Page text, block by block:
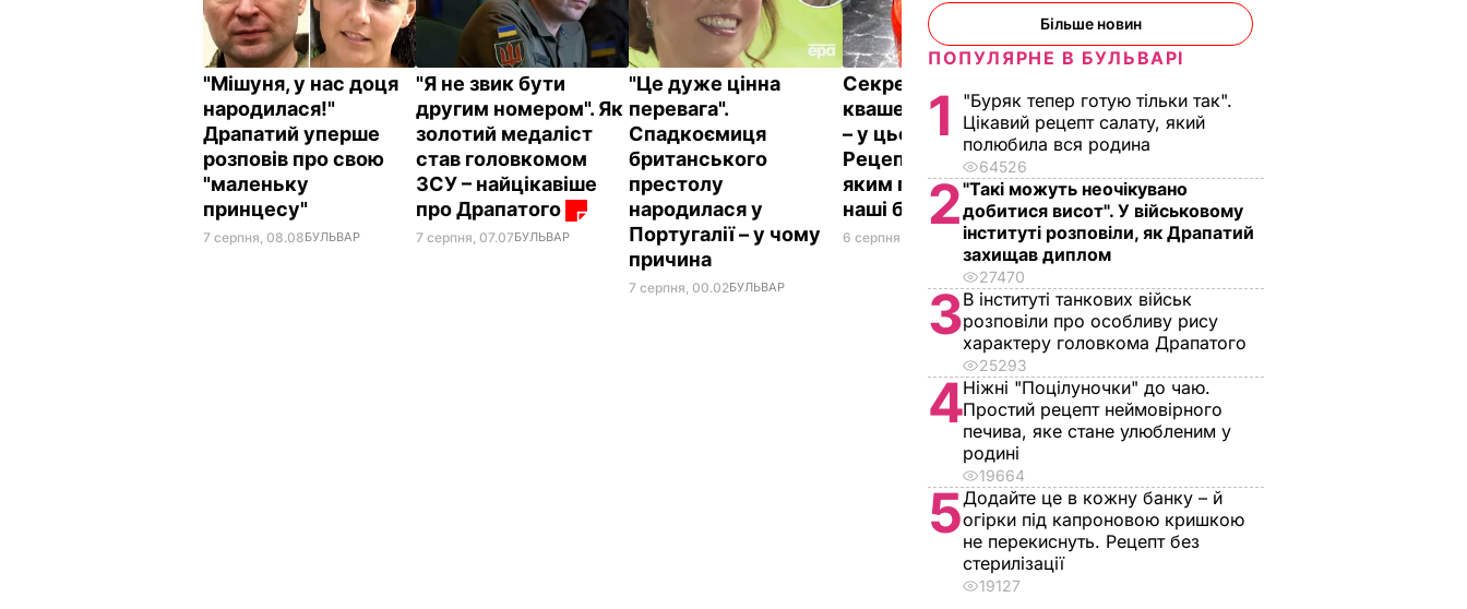
"Мішуня, у нас доця
народилася!"
Драпатий уперше
розповів про свою
"маленьку
принцесу"
7 серпня, 08.08БУЛЬВАР
"Я не звик бути
другим номером". Як
золотий медаліст
став головкомом
ЗСУ – найцікавіше
про Драпатого
7 серпня, 07.07БУЛЬВАР
"Це дуже цінна
перевага".
Спадкоємиця
британського
престолу
народилася у
Португалії – у чому
причина
7 серпня, 00.02БУЛЬВАР
Секрет пружності
квашених помідорів
– у цьому листі.
Рецепт без оцту, за
яким готували ще
наші бабусі
6 серпня, 23.14 БУЛЬВАР
дивитися". Шоу з
русалками у
відомому ресторані
обурило мережу.
Відео
6 серпня, 21.38БУЛЬВАР
Більше новин
ПОПУЛЯРНЕ В БУЛЬВАРІ
1
"Буряк тепер готую тільки так".
Цікавий рецепт салату, який
полюбила вся родина
64526
2"Такі можуть неочікувано
добитися висот". У військовому
інституті розповіли, як Драпатий
захищав диплом
27470
3В інституті танкових військ
розповіли про особливу рису
характеру головкома Драпатого
25293
4Ніжні "Поцілуночки" до чаю.
Простий рецепт неймовірного
печива, яке стане улюбленим у
родині
19664
5Додайте це в кожну банку – й
огірки під капроновою кришкою
не перекиснуть. Рецепт без
стерилізації
19127